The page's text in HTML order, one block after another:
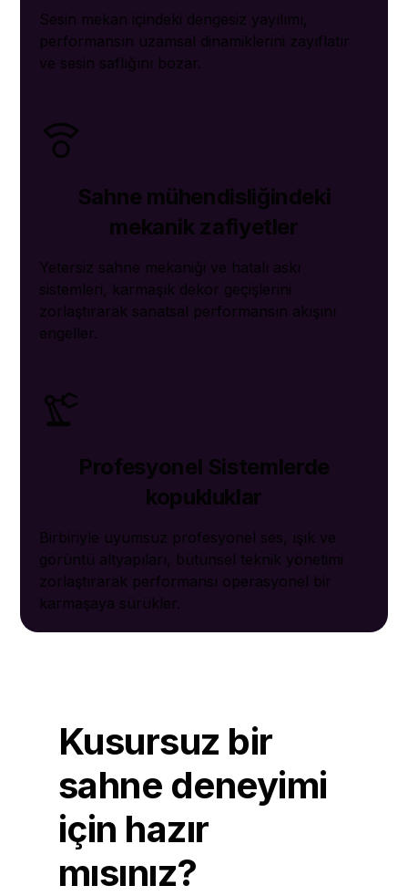
Sesin mekan içindeki dengesiz yayılımı,
performansın uzamsal dinamiklerini zayıflatır
ve sesin saflığını bozar.
Sahne mühendisliğindeki
mekanik zafiyetler
Yetersiz sahne mekaniği ve hatalı askı
sistemleri, karmaşık dekor geçişlerini
zorlaştırarak sanatsal performansın akışını
engeller.
Profesyonel Sistemlerde
kopukluklar
Birbiriyle uyumsuz profesyonel ses, ışık ve
görüntü altyapıları, bütünsel teknik yönetimi
zorlaştırarak performansı operasyonel bir
karmaşaya sürükler.
Kusursuz bir
sahne deneyimi
için hazır
mısınız?